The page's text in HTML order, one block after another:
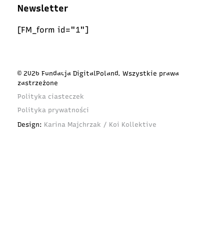
Newsletter
[FM_form id="1"]
© 2026 Fundacja DigitalPoland. Wszystkie prawa
zastrzeżone
Polityka ciasteczek
Polityka prywatności
Design: Karina Majchrzak / Koi Kollektive